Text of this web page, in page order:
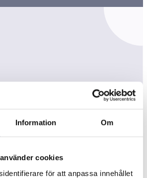
Information Om
cookies
för att anpassa innehållet